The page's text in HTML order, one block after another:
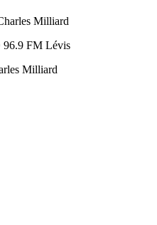
FM Lévis
Milliard